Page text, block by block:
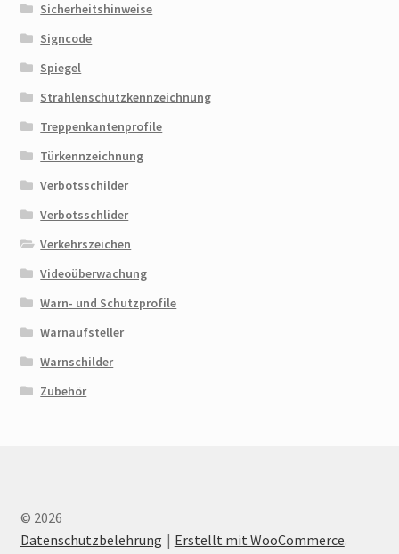
Sicherheitshinweise
Signcode
Spiegel
Strahlenschutzkennzeichnung
Treppenkantenprofile
Türkennzeichnung
Verbotsschilder
Verbotsschlider
Verkehrszeichen
Videoüberwachung
Warn- und Schutzprofile
Warnaufsteller
Warnschilder
Zubehör
© 2026
Datenschutzbelehrung
Erstellt mit WooCommerce.